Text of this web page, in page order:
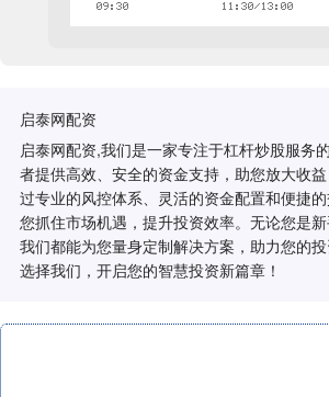
启泰网配资
启泰网配资,我们是一家专注于杠杆炒股服务
者提供高效、安全的资金支持，助您放大收
过专业的风控体系、灵活的资金配置和便捷
您抓住市场机遇，提升投资效率。无论您是新
我们都能为您量身定制解决方案，助力您的投
选择我们，开启您的智慧投资新篇章！